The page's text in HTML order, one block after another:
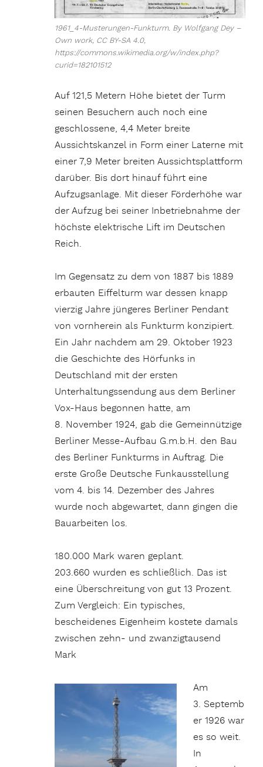
1961_4-Musterungen-Funkturm. By Wolfgang Dey –
Own work, CC BY-SA 4.0,
https://commons.wikimedia.org/w/index.php?
curid=182101512
Auf 121,5 Metern Höhe bietet der Turm
seinen Besuchern auch noch eine
geschlossene, 4,4 Meter breite
Aussichtskanzel in Form einer Laterne mit
einer 7,9 Meter breiten Aussichtsplattform
darüber. Bis dort hinauf führt eine
Aufzugsanlage. Mit dieser Förderhöhe war
der Aufzug bei seiner Inbetriebnahme der
höchste elektrische Lift im Deutschen
Reich.
Im Gegensatz zu dem von 1887 bis 1889
erbauten Eiffelturm war dessen knapp
vierzig Jahre jüngeres Berliner Pendant
von vornherein als Funkturm konzipiert.
Ein Jahr nachdem am 29. Oktober 1923
die Geschichte des Hörfunks in
Deutschland mit der ersten
Unterhaltungssendung aus dem Berliner
Vox-Haus begonnen hatte, am
8. November 1924, gab die Gemeinnützige
Berliner Messe-Aufbau G.m.b.H. den Bau
des Berliner Funkturms in Auftrag. Die
erste Große Deutsche Funkausstellung
vom 4. bis 14. Dezember des Jahres
wurde noch abgewartet, dann gingen die
Bauarbeiten los.
180.000 Mark waren geplant.
203.660 wurden es schließlich. Das ist
eine Überschreitung von gut 13 Prozent.
Zum Vergleich: Ein typisches,
bescheidenes Eigenheim kostete damals
zwischen zehn- und zwanzigtausend
Mark
Am
3. Septemb
er 1926 war
es so weit.
In